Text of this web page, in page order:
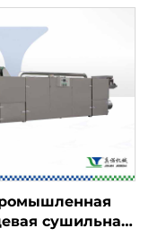
сушильная